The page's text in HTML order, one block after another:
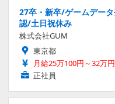
27卒・新卒/ゲームデー
認/土日祝休み
株式会社GUM
東京都
月給25万100円～32万円
正社員